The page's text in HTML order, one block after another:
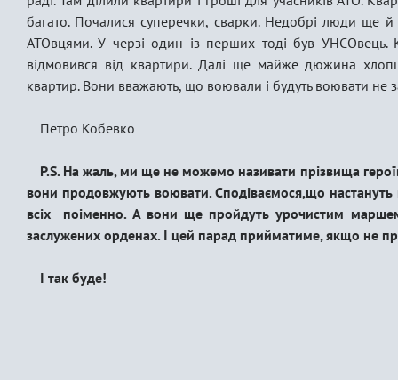
багато. Почалися суперечки, сварки. Недобрі люди ще
АТОвцями. У черзі один із перших тоді був УНСОвець.
відмовився від квартири. Далі ще майже дюжина
квартир. Вони вважають, що воювали і будуть воювати не
Петро Кобевко
Р.S. На жаль, ми ще не можемо називати прізвища
вони продовжують воювати. Сподіваємося,що настануть
всіх поіменно. А вони ще пройдуть урочистим
заслужених орденах. І цей парад прийматиме, якщо не
І так буде!